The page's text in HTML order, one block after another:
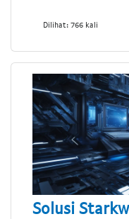
Dilihat: 766 kali
Solusi